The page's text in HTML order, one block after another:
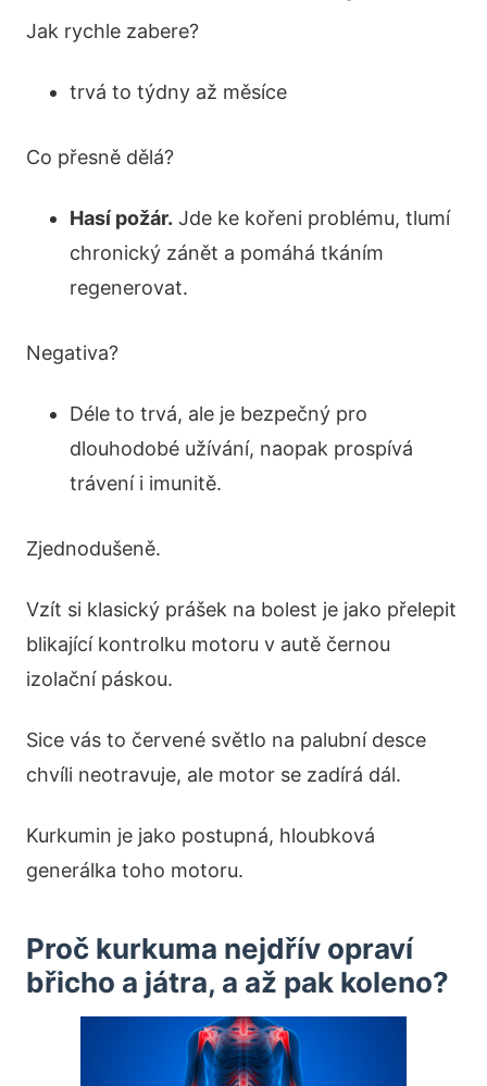
Jak rychle zabere?
trvá to týdny až měsíce
Co přesně dělá?
Hasí požár. Jde ke kořeni problému, tlumí
chronický zánět a pomáhá tkáním
regenerovat.
Negativa?
Déle to trvá, ale je bezpečný pro
dlouhodobé užívání, naopak prospívá
trávení i imunitě.
Zjednodušeně.
Vzít si klasický prášek na bolest je jako přelepit
blikající kontrolku motoru v autě černou
izolační páskou.
Sice vás to červené světlo na palubní desce
chvíli neotravuje, ale motor se zadírá dál.
Kurkumin je jako postupná, hloubková
generálka toho motoru.
Proč kurkuma nejdřív opraví
břicho a játra, a až pak koleno?